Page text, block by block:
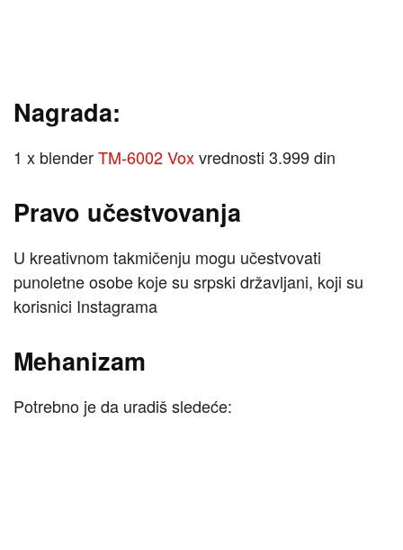
Nagrada:
1 x blenderTM-6002 Voxvrednosti 3.999 din
Pravo učestvovanja
U kreativnom takmičenju mogu učestvovati
punoletne osobe koje su srpski državljani, koji su
korisnici Instagrama
Mehanizam
Potrebno je da uradiš sledeće: